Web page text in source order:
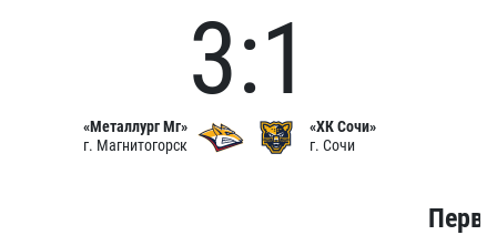
«Металлург Мг»
г. Магнитогорск
3:1
«ХК Сочи»
г. Сочи